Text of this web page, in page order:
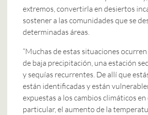
extremos, convertirla en desiertos
sostener a las comunidades que se
determinadas áreas.
“Muchas de estas situaciones
de baja precipitación, una estación
y sequías recurrentes. De allí que
están identificadas y están
expuestas a los cambios climáticos
particular, el aumento de la